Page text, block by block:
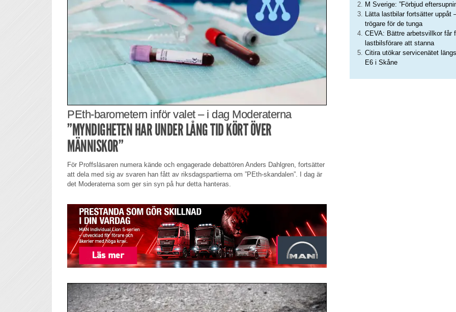
PEth-barometern inför valet – i dag Moderaterna
”MYNDIGHETEN HAR UNDER LÅNG TID KÖRT ÖVER
MÄNNISKOR”
För Proffsläsaren numera kände och engagerade debattören Anders Dahlgren, fortsätter
att dela med sig av svaren han fått av riksdagspartierna om ”PEth-skandalen”. I dag är
det Moderaterna som ger sin syn på hur detta hanteras.
M Sverige: ”Förbjud
Lätta lastbilar fortsätter uppåt
trögare för de tunga
CEVA: Bättre arbetsvillkor får
lastbilsförare att stanna
Citira utökar servicenätet längs
E6 i Skåne